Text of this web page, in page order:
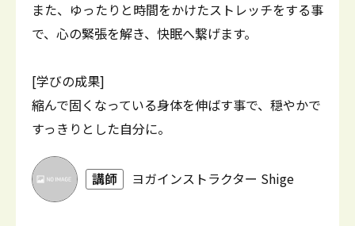
また、ゆったりと時間をかけたストレッチをする事
で、心の緊張を解き、快眠へ繋げます。
[学びの成果]
縮んで固くなっている身体を伸ばす事で、穏やかで
すっきりとした自分に。
講師 ヨガインストラクター Shige